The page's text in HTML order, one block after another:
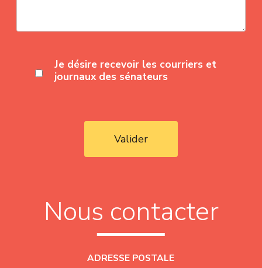
Je désire recevoir les courriers et
journaux des sénateurs
Valider
Nous contacter
ADRESSE POSTALE